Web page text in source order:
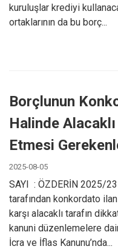
kuruluşlar krediyi
ortaklarının da bu borç...
Borçlunun
Halinde
Etmesi
2025-08-05
SAYI : ÖZDERİN 2025/
tarafından konkordato
karşı alacaklı tarafın
kanuni düzenlemelere
İcra ve İflas Kanunu’nda...